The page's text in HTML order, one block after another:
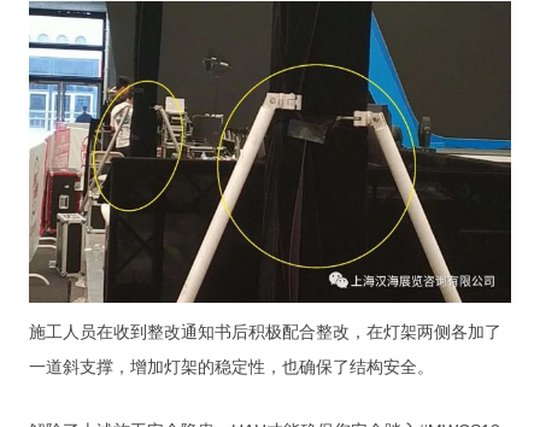
施工人员在收到整改通知书后积极配合整改，在灯架两侧各加了
一道斜支撑，增加灯架的稳定性，也确保了结构安全。